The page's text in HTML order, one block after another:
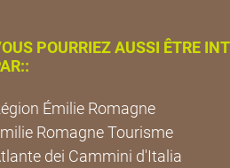
POURRIEZ AUSSI ÊTRE
Émilie Romagne
Romagne Tourisme
dei Cammini d'Italia